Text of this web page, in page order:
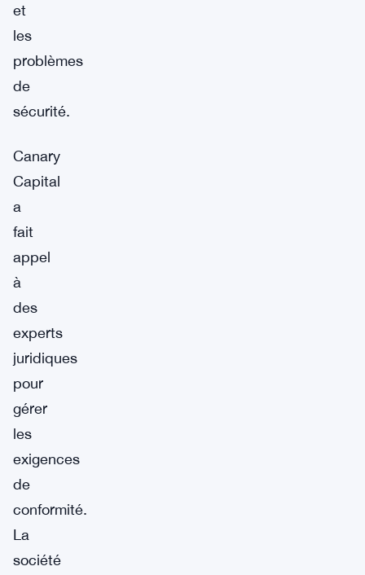
et
les
problèmes
de
sécurité.
Canary
Capital
a
fait
appel
à
des
experts
juridiques
pour
gérer
les
exigences
de
conformité.
La
société